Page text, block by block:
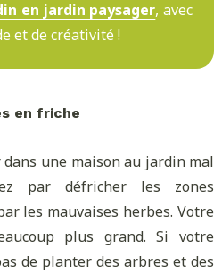
en jardin paysager, avec
et de créativité !
en friche
dans une maison au jardin mal
par défricher les zones
les mauvaises herbes. Votre
plus grand. Si votre
de planter des arbres et des